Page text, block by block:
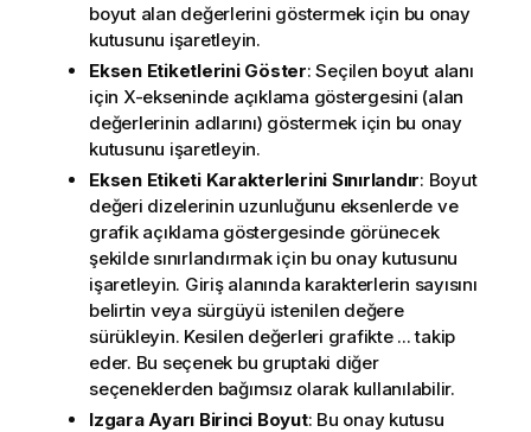
boyut alan değerlerini göstermek için bu onay
kutusunu işaretleyin.
Eksen Etiketlerini Göster: Seçilen boyut alanı
için X-ekseninde açıklama göstergesini (alan
değerlerinin adlarını) göstermek için bu onay
kutusunu işaretleyin.
Eksen Etiketi Karakterlerini Sınırlandır: Boyut
değeri dizelerinin uzunluğunu eksenlerde ve
grafik açıklama göstergesinde görünecek
şekilde sınırlandırmak için bu onay kutusunu
işaretleyin. Giriş alanında karakterlerin sayısını
belirtin veya sürgüyü istenilen değere
sürükleyin. Kesilen değerleri grafikte ... takip
eder. Bu seçenek bu gruptaki diğer
seçeneklerden bağımsız olarak kullanılabilir.
Izgara Ayarı Birinci Boyut: Bu onay kutusu